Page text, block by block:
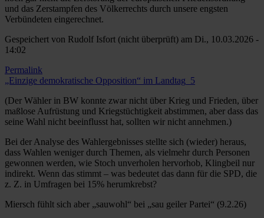
und das Zerstampfen des Völkerrechts durch unsere engsten
Verbündeten eingerechnet.
Gespeichert von Rudolf Isfort (nicht überprüft) am Di., 10.03.2026 -
14:02
Permalink
„Einzige demokratische Opposition“ im Landtag_5
(Der Wähler in BW konnte zwar nicht über Krieg und Frieden, über
maßlose Aufrüstung und Kriegstüchtigkeit abstimmen, aber dass das
seine Wahl nicht beeinflusst hat, sollten wir nicht annehmen.)
Bei der Analyse des Wahlergebnisses stellte sich (wieder) heraus,
dass Wahlen weniger durch Themen, als vielmehr durch Personen
gewonnen werden, wie Stoch unverholen hervorhob, Klingbeil nur
indirekt. Wenn das stimmt – was bedeutet das dann für die SPD, die
z. Z. in Umfragen bei 15% herumkrebst?
Miersch fühlt sich aber „sauwohl“ bei „sau geiler Partei“ (9.2.26)